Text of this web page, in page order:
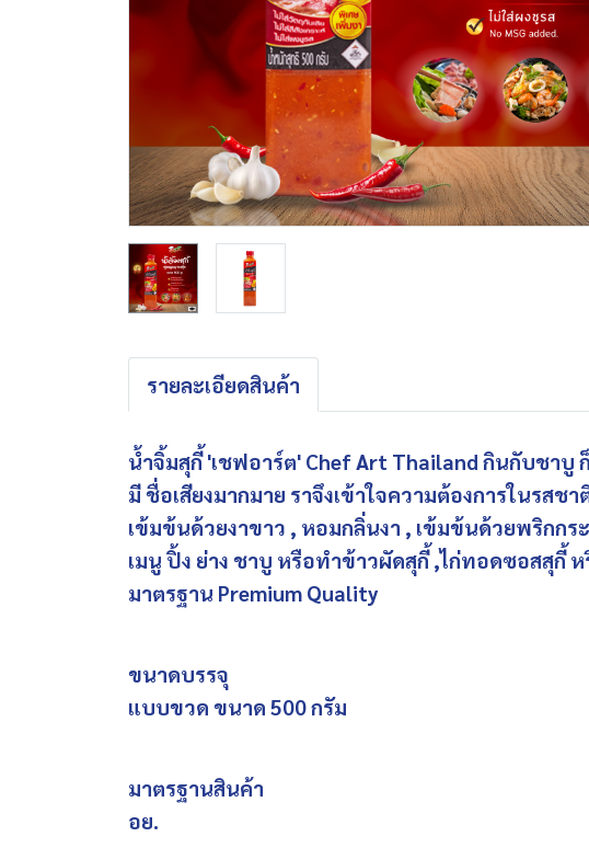
รายละเอียดสินค้า
น้ำจิ้มสุกี้ 'เชฟอาร์ต' Chef Art Thailand กินกับชาบู
มี ชื่อเสียงมากมาย ราจึงเข้าใจความต้องการในรส
เข้มข้นด้วยงาขาว , หอมกลิ่นงา , เข้มข้นด้วยพริกก
เมนู ปิ้ง ย่าง ชาบู หรือทำข้าวผัดสุกี้ ,ไก่ทอดซอสสุกี้
มาตรฐาน Premium Quality
ขนาดบรรจุ
แบบขวด ขนาด 500 กรัม
มาตรฐานสินค้า
อย.